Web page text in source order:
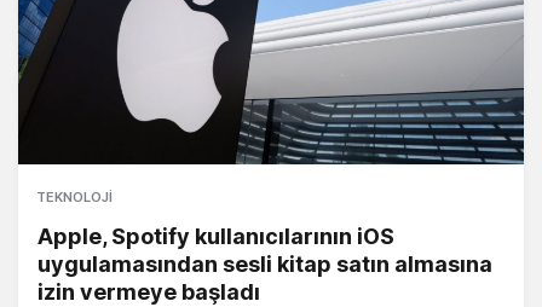
TEKNOLOJI
Apple, Spotify kullanıcılarının iOS
uygulamasından sesli kitap satın almasına
izin vermeye başladı